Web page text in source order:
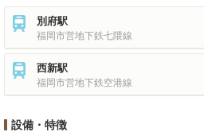
別府駅
福岡市営地下鉄七隈線
西新駅
福岡市営地下鉄空港線
設備・特徴